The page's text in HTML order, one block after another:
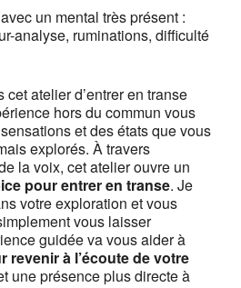
OK
un mental très présent :
analyse, ruminations, difficulté
atelier d’entrer en transe
hors du commun vous
et des états que vous
explorés. À travers
la voix, cet atelier ouvre un
pour entrer en transe. Je
votre exploration et vous
vous laisser
guidée va vous aider à
revenir à l’écoute de votre
une présence plus directe à